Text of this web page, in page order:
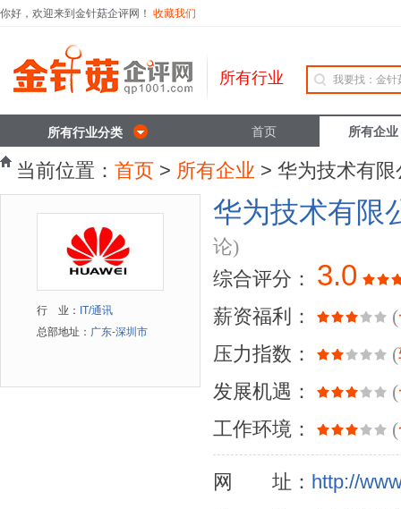
你好，欢迎来到金针菇企评网！ 收藏我们
所有行业
所有行业分类 首页 所有企业
当前位置： 首页 > 所有企业 > 华为技术有限
行 业： IT/通讯
总部地址： 广东-深圳市
华为技术有限
论)
综合评分：
3.0
薪资福利： (
压力指数：
(
发展机遇：
(
工作环境：
(
网 址： http://